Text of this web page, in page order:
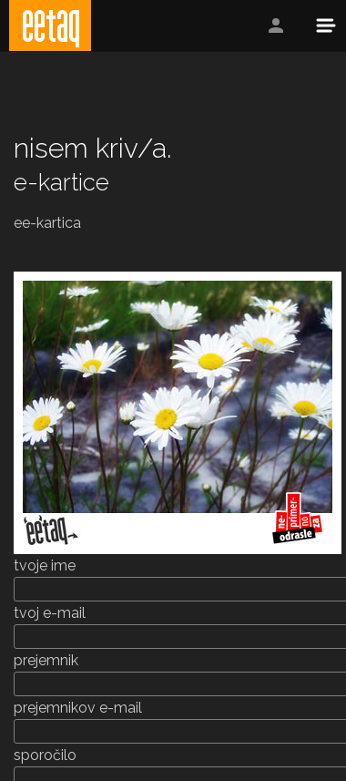
nisem kriv/a.
e-kartice
ee-kartica
tvoje ime
tvoj e-mail
prejemnik
prejemnikov e-mail
sporočilo